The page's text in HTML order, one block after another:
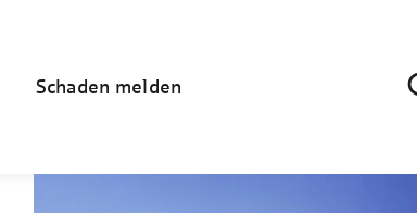
Schaden melden